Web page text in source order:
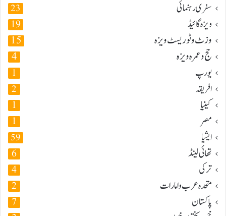
سفری رہنمائی 23
ویزہ گائیڈ 19
وزٹ و ٹوریسٹ ویزہ 15
حج و عمرہ ویزہ 4
یورپ 1
افریقہ 2
کینیا 1
مصر 1
ایشیا 59
تھائی لینڈ 6
ترکی 4
متحدہ عرب و امارات 2
پاکستان 7